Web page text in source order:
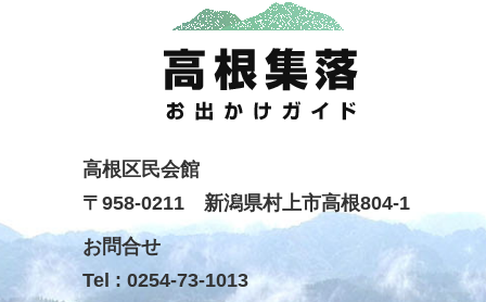
高根区民会館
〒958-0211 新潟県村上市高根804-1
お問合せ
Tel : 0254-73-1013